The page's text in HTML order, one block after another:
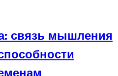
связь мышления